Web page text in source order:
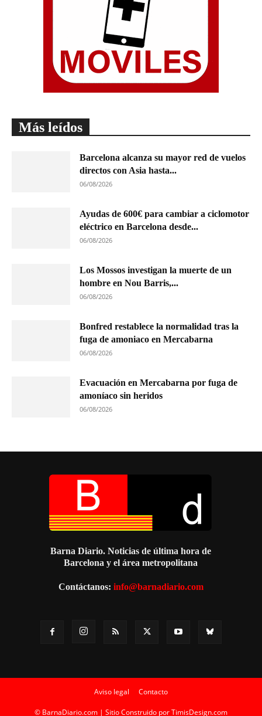
Más leídos
Barcelona alcanza su mayor red de vuelos
directos con Asia hasta...
06/08/2026
Ayudas de 600€ para cambiar a ciclomotor
eléctrico en Barcelona desde...
06/08/2026
Los Mossos investigan la muerte de un
hombre en Nou Barris,...
06/08/2026
Bonfred restablece la normalidad tras la
fuga de amoniaco en Mercabarna
06/08/2026
Evacuación en Mercabarna por fuga de
amoníaco sin heridos
06/08/2026
Barna Diario. Noticias de última hora de
Barcelona y el área metropolitana
Contáctanos: info@barnadiario.com
Aviso legal Contacto
© BarnaDiario.com | Sitio Construido porTimisDesign.com